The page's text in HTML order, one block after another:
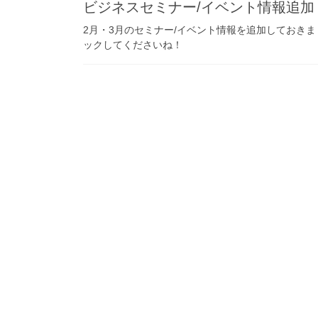
ビジネスセミナー/イベント情報追加
2月・3月のセミナー/イベント情報を追加しておき
ックしてくださいね！